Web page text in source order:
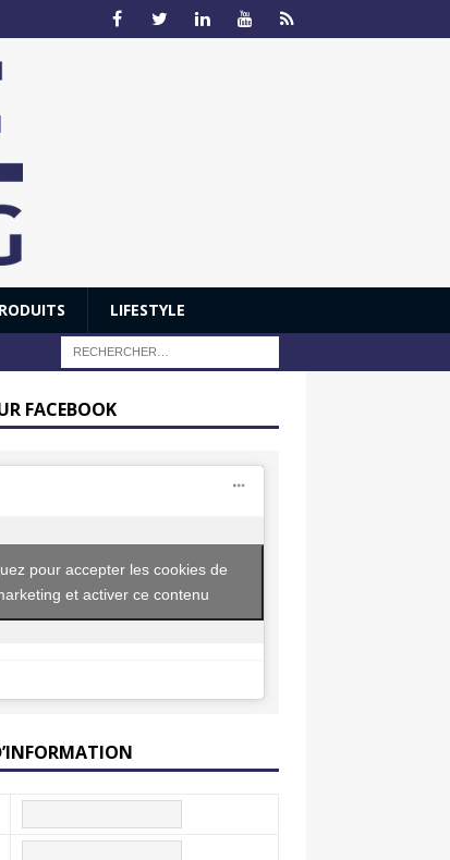
LIFESTYLE
FACEBOOK
pour accepter les cookies de
et activer ce contenu